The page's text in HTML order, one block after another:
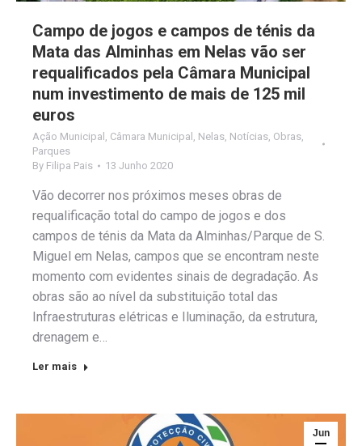
Campo de jogos e campos de ténis da
Mata das Alminhas em Nelas vão ser
requalificados pela Câmara Municipal
num investimento de mais de 125 mil
euros
Ação Municipal , Câmara Municipal , Nelas, Notícias, Obras,
Parques
By Filipa Pais 13 Junho 2020
Vão decorrer nos próximos meses obras de
requalificação total do campo de jogos e dos
campos de ténis da Mata da Alminhas/Parque de S.
Miguel em Nelas, campos que se encontram neste
momento com evidentes sinais de degradação. As
obras são ao nível da substituição total das
Infraestruturas elétricas e Iluminação, da estrutura,
drenagem e…
Ler mais
Jun